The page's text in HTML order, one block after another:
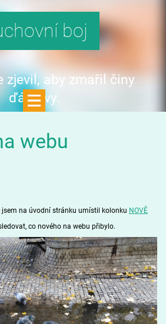
boj
zjevil, aby zmařil činy
ďáblovy.
webu
na úvodní stránku umístil kolonku NOVĚ
co nového na webu přibylo.